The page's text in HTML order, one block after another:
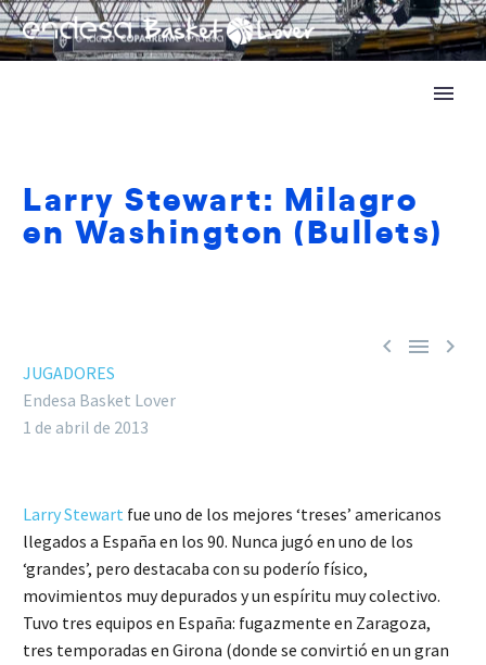
Larry Stewart: Milagro
en Washington (Bullets)
  
JUGADORES
Endesa Basket Lover
1 de abril de 2013
Larry Stewart fue uno de los mejores ‘treses’ americanos
llegados a España en los 90. Nunca jugó en uno de los
‘grandes’, pero destacaba con su poderío físico,
movimientos muy depurados y un espíritu muy colectivo.
Tuvo tres equipos en España: fugazmente en Zaragoza,
tres temporadas en Girona (donde se convirtió en un gran